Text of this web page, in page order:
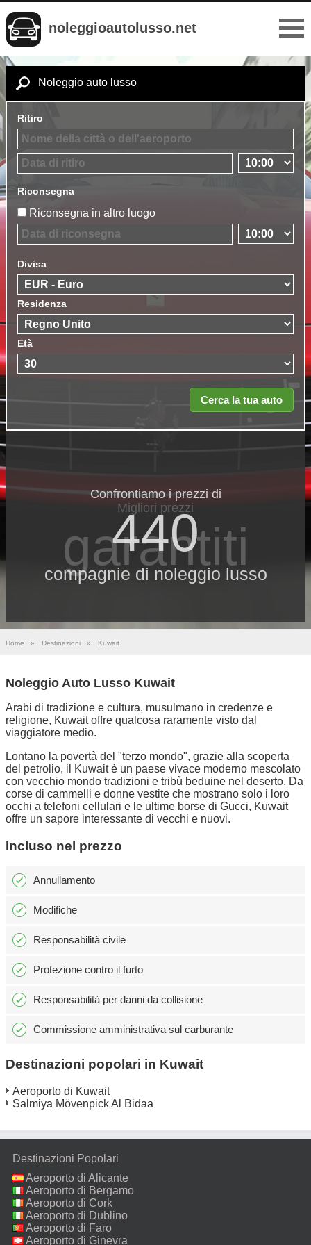
noleggioautolusso.net
Noleggio auto lusso
Ritiro
Riconsegna
Riconsegna in altro luogo
Divisa
Residenza
Età
Confrontiamo i prezzi di
440
compagnie di noleggio lusso
Migliori prezzi
garantiti
Home » Destinazioni » Kuwait
Noleggio Auto Lusso Kuwait
Arabi di tradizione e cultura, musulmano in credenze e
religione, Kuwait offre qualcosa raramente visto dal
viaggiatore medio.
Lontano la povertà del "terzo mondo", grazie alla scoperta
del petrolio, il Kuwait è un paese vivace moderno mescolato
con vecchio mondo tradizioni e tribù beduine nel deserto. Da
corse di cammelli e donne vestite che mostrano solo i loro
occhi a telefoni cellulari e le ultime borse di Gucci, Kuwait
offre un sapore interessante di vecchi e nuovi.
Incluso nel prezzo
Annullamento
Modifiche
Responsabilità civile
Protezione contro il furto
Responsabilità per danni da collisione
Commissione amministrativa sul carburante
Destinazioni popolari in Kuwait
Aeroporto di Kuwait
Salmiya Mövenpick Al Bidaa
Destinazioni Popolari
Aeroporto di Alicante
Aeroporto di Bergamo
Aeroporto di Cork
Aeroporto di Dublino
Aeroporto di Faro
Aeroporto di Ginevra